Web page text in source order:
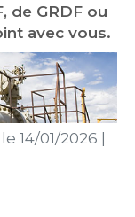
de GRDF ou
avec vous.
14/01/2026